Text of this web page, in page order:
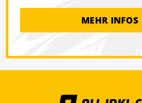
MEHR INFOS